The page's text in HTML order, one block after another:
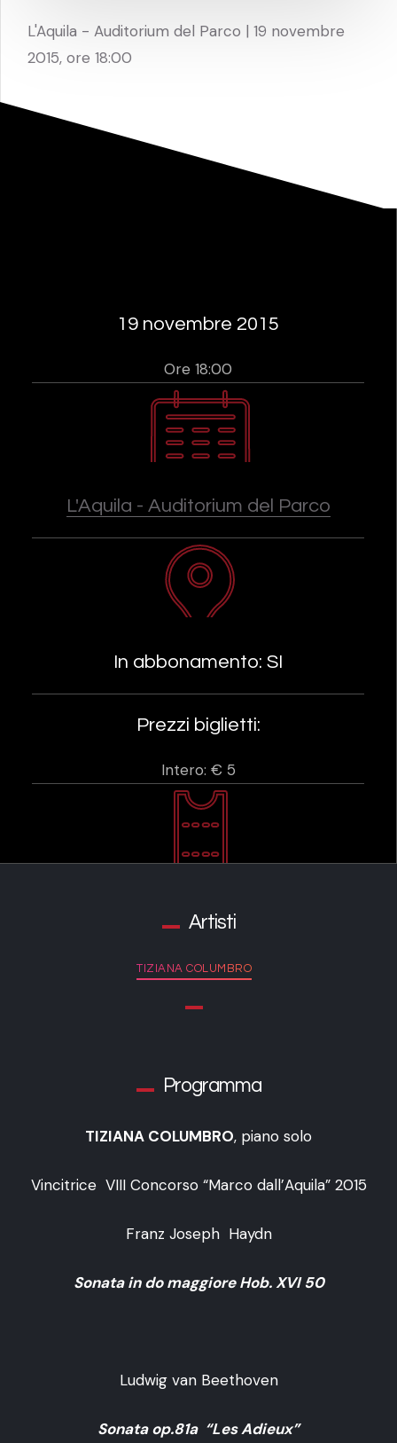
L'Aquila - Auditorium del Parco | 19 novembre
2015, ore 18:00
19 novembre 2015
Ore 18:00
L'Aquila - Auditorium del Parco
In abbonamento: SI
Prezzi biglietti:
Intero: € 5
Artisti
TIZIANA COLUMBRO
Programma
TIZIANA COLUMBRO, piano solo
Vincitrice VIII Concorso “Marco dall’Aquila” 2015
Franz Joseph Haydn
Sonata in do maggiore Hob. XVI 50
Ludwig van Beethoven
Sonata op.81a “Les Adieux”